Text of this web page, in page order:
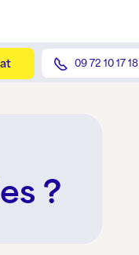
09 72 10 17 18
?